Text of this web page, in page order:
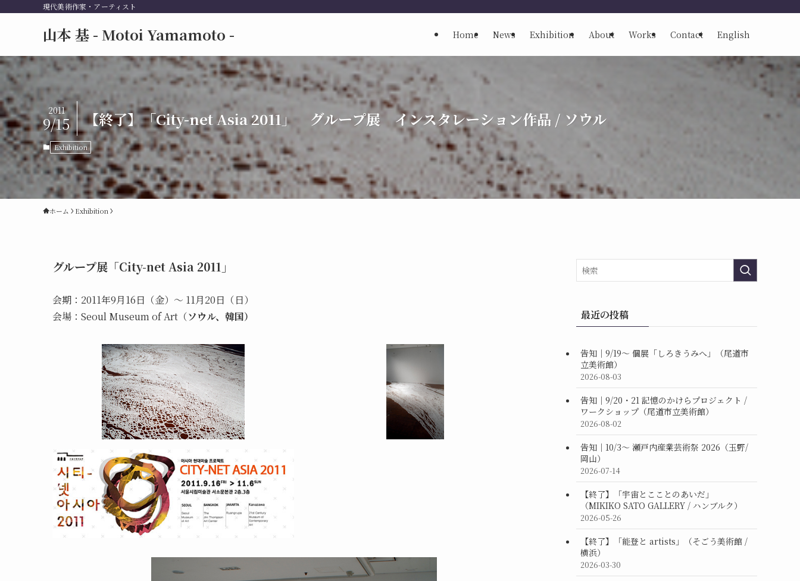
現代美術作家・アーティスト
山本 基 - Motoi Yamamoto - Home News Exhibition About Works Contact English
【終了】「City-net Asia 2011」 グループ展 インスタレーション作品 / ソウル
2011
9/15
Exhibition
ホーム Exhibition
グループ展「City-net Asia 2011」
会期：2011年9月16日（金）～ 11月20日（日）
会場：Seoul Museum of Art（ソウル、韓国） 最近の投稿
告知｜9/19〜 個展「しろきうみへ」（尾道市
立美術館）
2026-08-03
告知｜9/20・21 記憶のかけらプロジェクト /
ワークショップ（尾道市立美術館）
2026-08-02
告知｜10/3〜 瀬戸内産業芸術祭 2026（玉野/
岡山）
2026-07-14
【終了】「宇宙とこことのあいだ」
（MIKIKO SATO GALLERY / ハンブルク）
2026-05-26
【終了】「能登と artists」（そごう美術館 /
横浜）
2026-03-30